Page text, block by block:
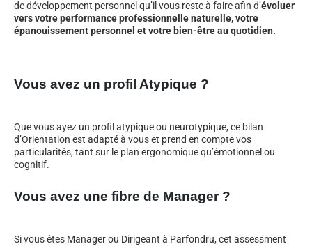
de développement personnel qu’il vous reste à faire afin d’évoluer
vers votre performance professionnelle naturelle, votre
épanouissement personnel et votre bien-être au quotidien.
Vous avez un profil Atypique ?
Que vous ayez un profil atypique ou neurotypique, ce bilan
d’Orientation est adapté à vous et prend en compte vos
particularités, tant sur le plan ergonomique qu’émotionnel ou
cognitif.
Vous avez une fibre de Manager ?
Si vous êtes Manager ou Dirigeant à Parfondru, cet assessment